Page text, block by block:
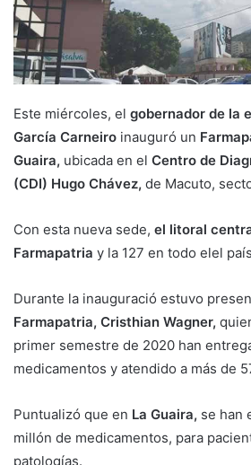
Este miércoles, el gobernador de la
García Carneiro inauguró un
Guaira, ubicada en el Centro de
(CDI) Hugo Chávez, de Macuto,
Con esta nueva sede, el litoral
Farmapatria y la 127 en todo elel
Durante la inauguració estuvo
Farmapatria, Cristhian Wagner,
primer semestre de 2020 han
medicamentos y atendido a más de
Puntualizó que en La Guaira, se han
millón de medicamentos, para
patologías.